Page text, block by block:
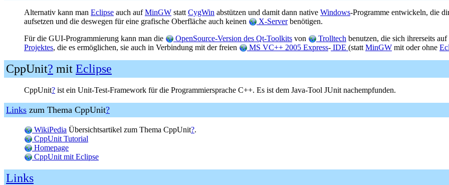
Alternativ kann man Eclipse auch aufMinGW statt CygWin abstützen und damit dann native Windows-Programme entwickeln, die
aufsetzen und die deswegen für eine grafische Oberfläche auch keinen
X-Serverbenötigen.
Für die GUI-Programmierung kann man die
OpenSource-Version des Qt-Toolkits von Trolltech benutzen, die sich ihrerseits auf
Projektes, die es ermöglichen, sie auch in Verbindung mit der freien MS VC++ 2005 Express- IDE (statt MinGW mit oder ohne
CppUnit? mit Eclipse
CppUnit? ist ein Unit-Test-Framework für die Programmiersprache C++. Es ist dem Java-Tool JUnit nachempfunden.
Links zum Thema CppUnit?
WikiPedia Übersichtsartikel zum Thema CppUnit?.
CppUnit Tutorial
Homepage
CppUnit mit Eclipse
Links